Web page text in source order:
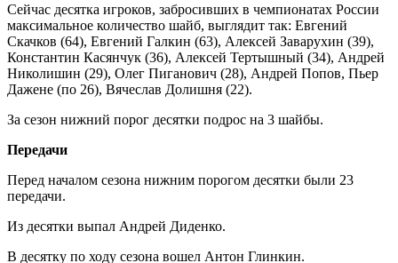
Сейчас десятка игроков, забросивших в чемпионатах России
максимальное количество шайб, выглядит так: Евгений
Скачков (64), Евгений Галкин (63), Алексей Заварухин (39),
Константин Касянчук (36), Алексей Тертышный (34), Андрей
Николишин (29), Олег Пиганович (28), Андрей Попов, Пьер
Дажене (по 26), Вячеслав Долишня (22).
За сезон нижний порог десятки подрос на 3 шайбы.
Передачи
Перед началом сезона нижним порогом десятки были 23
передачи.
Из десятки выпал Андрей Диденко.
В десятку по ходу сезона вошел Антон Глинкин.